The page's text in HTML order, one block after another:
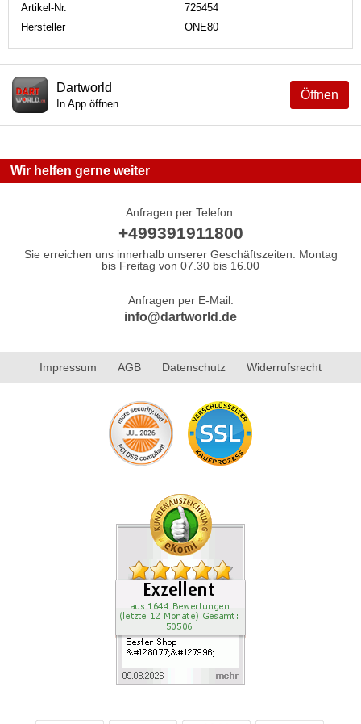
Artikel-Nr.
725454
Hersteller
ONE80
Öffnen
Dartworld
In App öffnen
Wir helfen gerne weiter
Anfragen per Telefon:
+499391911800
Sie erreichen uns innerhalb unserer Geschäftszeiten: Montag
bis Freitag von 07.30 bis 16.00
Anfragen per E-Mail:
info@dartworld.de
Impressum AGB Datenschutz Widerrufsrecht